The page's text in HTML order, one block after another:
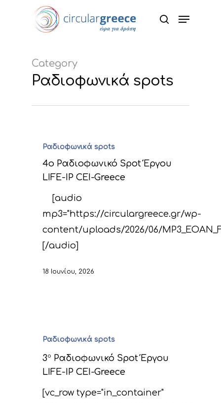
Hit enter to search or ESC to close
Category
Ραδιοφωνικά spots
Ραδιοφωνικά spots
4ο Ραδιοφωνικό Spot Έργου
LIFE-IP CEI-Greece
[audio
mp3="https://circulargreece.gr/wp-
content/uploads/2026/06/
[/audio]
18 Ιουνίου, 2026
Ραδιοφωνικά spots
3ο
Ραδιοφωνικό Spot Έργου
LIFE-IP CEI-Greece
[vc_row type="in_container"